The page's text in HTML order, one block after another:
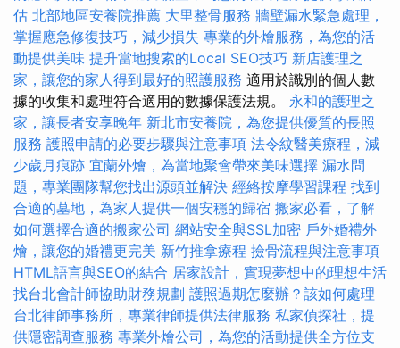
估 北部地區安養院推薦 大里整骨服務 牆壁漏水緊急處理，
掌握應急修復技巧，減少損失 專業的外燴服務，為您的活
動提供美味 提升當地搜索的Local SEO技巧 新店護理之
家，讓您的家人得到最好的照護服務 適用於識別的個人數
據的收集和處理符合適用的數據保護法規。 永和的護理之
家，讓長者安享晚年 新北市安養院，為您提供優質的長照
服務 護照申請的必要步驟與注意事項 法令紋醫美療程，減
少歲月痕跡 宜蘭外燴，為當地聚會帶來美味選擇 漏水問
題，專業團隊幫您找出源頭並解決 經絡按摩學習課程 找到
合適的墓地，為家人提供一個安穩的歸宿 搬家必看，了解
如何選擇合適的搬家公司 網站安全與SSL加密 戶外婚禮外
燴，讓您的婚禮更完美 新竹推拿療程 撿骨流程與注意事項
HTML語言與SEO的結合 居家設計，實現夢想中的理想生活
找台北會計師協助財務規劃 護照過期怎麼辦？該如何處理
台北律師事務所，專業律師提供法律服務 私家偵探社，提
供隱密調查服務 專業外燴公司，為您的活動提供全方位支